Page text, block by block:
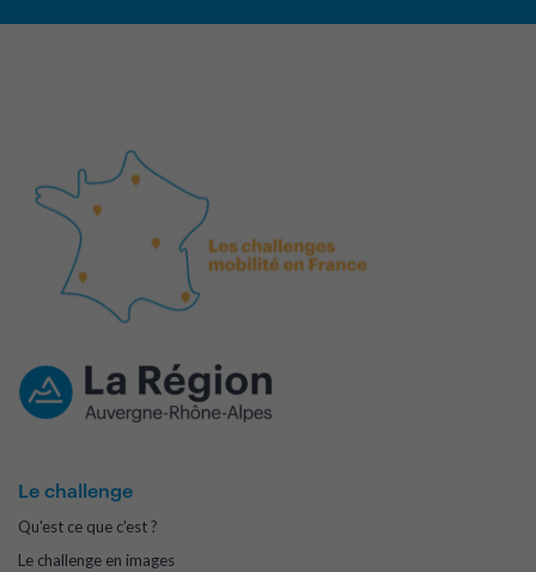
Le challenge
Qu'est ce que c'est ?
Le challenge en images